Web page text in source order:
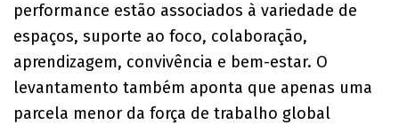
performance estão associados à variedade de
espaços, suporte ao foco, colaboração,
aprendizagem, convivência e bem-estar. O
levantamento também aponta que apenas uma
parcela menor da força de trabalho global